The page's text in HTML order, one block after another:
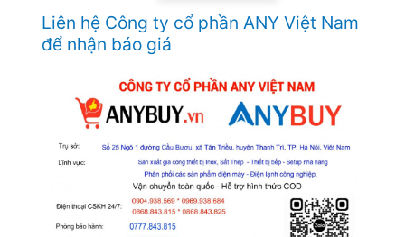
Liên hệ Công ty cổ phần ANY Việt Nam
để nhận báo giá